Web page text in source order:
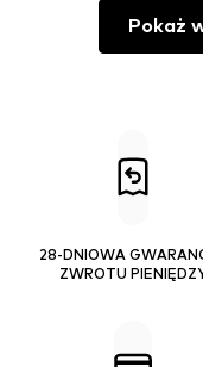
Pokaż
28-DNIOWA
ZWROTU